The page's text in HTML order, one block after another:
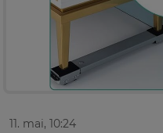
11. mai, 10:24